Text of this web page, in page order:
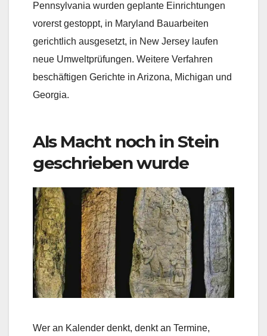
Pennsylvania wurden geplante Einrichtungen
vorerst gestoppt, in Maryland Bauarbeiten
gerichtlich ausgesetzt, in New Jersey laufen
neue Umweltprüfungen. Weitere Verfahren
beschäftigen Gerichte in Arizona, Michigan und
Georgia.
Als Macht noch in Stein
geschrieben wurde
Wer an Kalender denkt, denkt an Termine,